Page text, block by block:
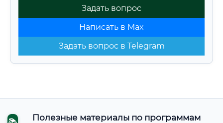
Задать вопрос
Написать в Max
Задать вопрос в Telegram
Полезные материалы по программам